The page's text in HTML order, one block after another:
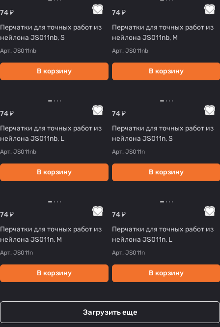
74 ₽
Перчатки для точных работ из
нейлона JS011nb, S
Арт. JS011nb
В корзину
74 ₽
Перчатки для точных работ из
нейлона JS011nb, M
Арт. JS011nb
В корзину
74 ₽
Перчатки для точных работ из
нейлона JS011nb, L
Арт. JS011nb
В корзину
74 ₽
Перчатки для точных работ из
нейлона JS011n, S
Арт. JS011n
В корзину
74 ₽
Перчатки для точных работ из
нейлона JS011n, M
Арт. JS011n
В корзину
74 ₽
Перчатки для точных работ из
нейлона JS011n, L
Арт. JS011n
В корзину
Загрузить еще